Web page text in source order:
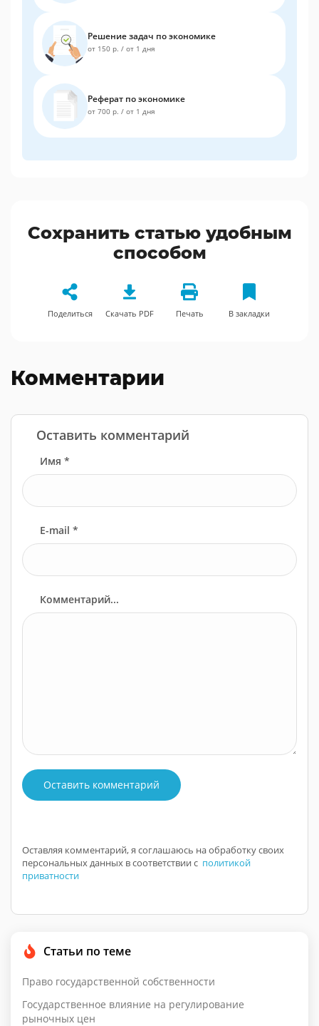
Решение задач по экономике
от 150 р. / от 1 дня
Реферат по экономике
от 700 р. / от 1 дня
Сохранить статью удобным
способом
Поделиться Скачать PDF Печать В закладки
Комментарии
Оставить комментарий
Имя *
E-mail *
Комментарий...
Оставить комментарий
Оставляя комментарий, я соглашаюсь на обработку своих
персональных данных в соответствии с политикой
приватности
Статьи по теме
Право государственной собственности
Государственное влияние на регулирование
рыночных цен